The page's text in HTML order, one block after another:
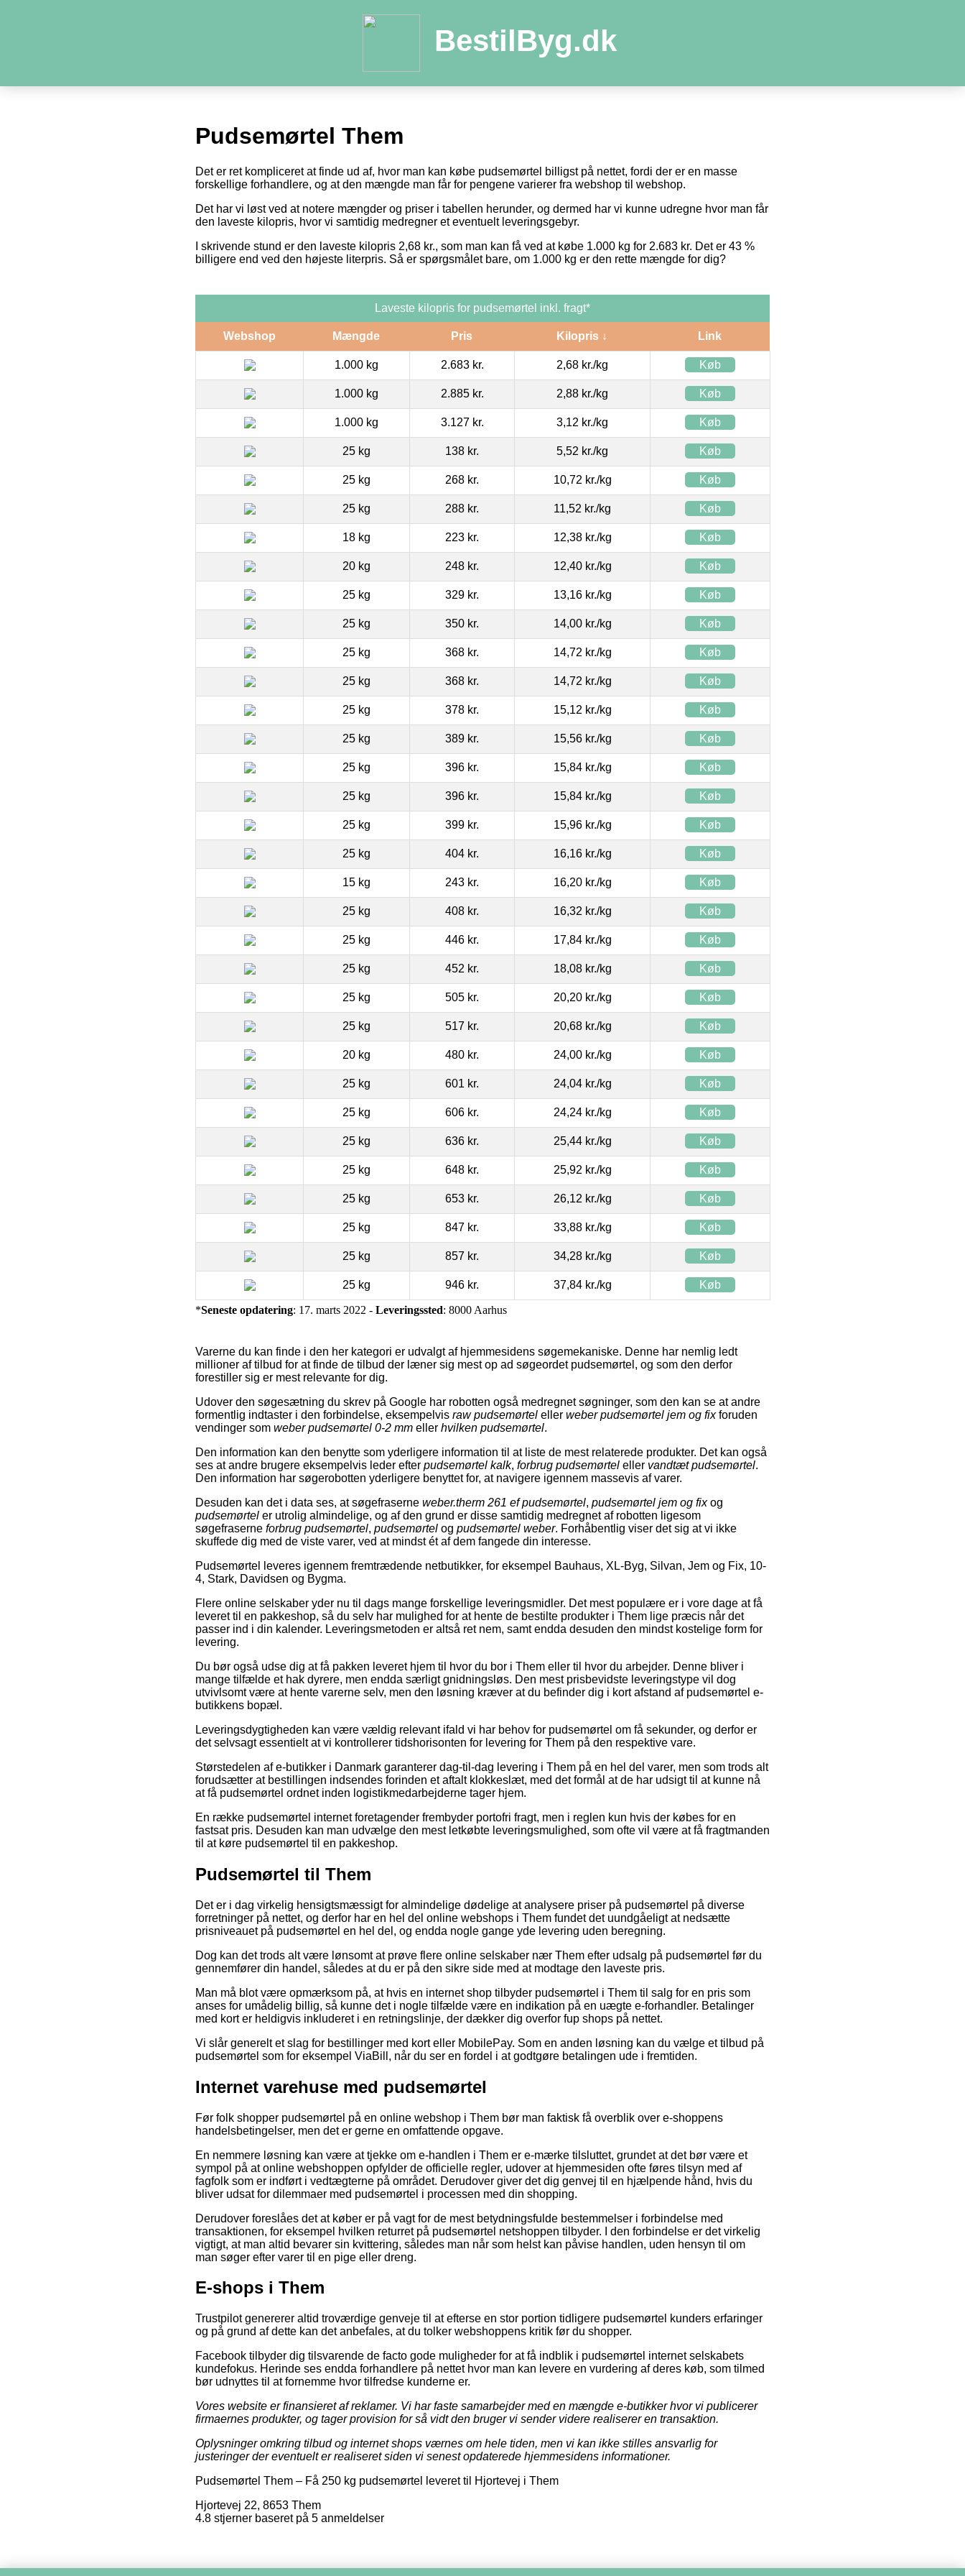
BestilByg.dk
Pudsemørtel Them
Det er ret kompliceret at finde ud af, hvor man kan købe pudsemørtel billigst på nettet, fordi der er en masse
forskellige forhandlere, og at den mængde man får for pengene varierer fra webshop til webshop.
Det har vi løst ved at notere mængder og priser i tabellen herunder, og dermed har vi kunne udregne hvor man får
den laveste kilopris, hvor vi samtidig medregner et eventuelt leveringsgebyr.
I skrivende stund er den laveste kilopris 2,68 kr., som man kan få ved at købe 1.000 kg for 2.683 kr. Det er 43 %
billigere end ved den højeste literpris. Så er spørgsmålet bare, om 1.000 kg er den rette mængde for dig?
Laveste kilopris for pudsemørtel inkl. fragt*
Webshop Mængde Pris Kilopris ↓ Link
1.000 kg 2.683 kr. 2,68 kr./kg Køb
1.000 kg 2.885 kr. 2,88 kr./kg Køb
1.000 kg 3.127 kr. 3,12 kr./kg Køb
25 kg 138 kr. 5,52 kr./kg Køb
25 kg 268 kr. 10,72 kr./kg Køb
25 kg 288 kr. 11,52 kr./kg Køb
18 kg 223 kr. 12,38 kr./kg Køb
20 kg 248 kr. 12,40 kr./kg Køb
25 kg 329 kr. 13,16 kr./kg Køb
25 kg 350 kr. 14,00 kr./kg Køb
25 kg 368 kr. 14,72 kr./kg Køb
25 kg 368 kr. 14,72 kr./kg Køb
25 kg 378 kr. 15,12 kr./kg Køb
25 kg 389 kr. 15,56 kr./kg Køb
25 kg 396 kr. 15,84 kr./kg Køb
25 kg 396 kr. 15,84 kr./kg Køb
25 kg 399 kr. 15,96 kr./kg Køb
25 kg 404 kr. 16,16 kr./kg Køb
15 kg 243 kr. 16,20 kr./kg Køb
25 kg 408 kr. 16,32 kr./kg Køb
25 kg 446 kr. 17,84 kr./kg Køb
25 kg 452 kr. 18,08 kr./kg Køb
25 kg 505 kr. 20,20 kr./kg Køb
25 kg 517 kr. 20,68 kr./kg Køb
20 kg 480 kr. 24,00 kr./kg Køb
25 kg 601 kr. 24,04 kr./kg Køb
25 kg 606 kr. 24,24 kr./kg Køb
25 kg 636 kr. 25,44 kr./kg Køb
25 kg 648 kr. 25,92 kr./kg Køb
25 kg 653 kr. 26,12 kr./kg Køb
25 kg 847 kr. 33,88 kr./kg Køb
25 kg 857 kr. 34,28 kr./kg Køb
25 kg 946 kr. 37,84 kr./kg Køb
*Seneste opdatering: 17. marts 2022 - Leveringssted: 8000 Aarhus
Varerne du kan finde i den her kategori er udvalgt af hjemmesidens søgemekaniske. Denne har nemlig ledt
millioner af tilbud for at finde de tilbud der læner sig mest op ad søgeordet pudsemørtel, og som den derfor
forestiller sig er mest relevante for dig.
Udover den søgesætning du skrev på Google har robotten også medregnet søgninger, som den kan se at andre
formentlig indtaster i den forbindelse, eksempelvis raw pudsemørtel eller weber pudsemørtel jem og fixforuden
vendinger som weber pudsemørtel 0-2 mm eller hvilken pudsemørtel.
Den information kan den benytte som yderligere information til at liste de mest relaterede produkter. Det kan også
ses at andre brugere eksempelvis leder efter pudsemørtel kalk, forbrug pudsemørtel eller vandtæt pudsemørtel.
Den information har søgerobotten yderligere benyttet for, at navigere igennem massevis af varer.
Desuden kan det i data ses, at søgefraserne weber.therm 261 ef pudsemørtel, pudsemørtel jem og fixog
pudsemørtel er utrolig almindelige, og af den grund er disse samtidig medregnet af robotten ligesom
søgefraserne forbrug pudsemørtel, pudsemørtel og pudsemørtel weber. Forhåbentlig viser det sig at vi ikke
skuffede dig med de viste varer, ved at mindst ét af dem fangede din interesse.
Pudsemørtel leveres igennem fremtrædende netbutikker, for eksempel Bauhaus, XL-Byg, Silvan, Jem og Fix, 10-
4, Stark, Davidsen og Bygma.
Flere online selskaber yder nu til dags mange forskellige leveringsmidler. Det mest populære er i vore dage at få
leveret til en pakkeshop, så du selv har mulighed for at hente de bestilte produkter i Them lige præcis når det
passer ind i din kalender. Leveringsmetoden er altså ret nem, samt endda desuden den mindst kostelige form for
levering.
Du bør også udse dig at få pakken leveret hjem til hvor du bor i Them eller til hvor du arbejder. Denne bliver i
mange tilfælde et hak dyrere, men endda særligt gnidningsløs. Den mest prisbevidste leveringstype vil dog
utvivlsomt være at hente varerne selv, men den løsning kræver at du befinder dig i kort afstand af pudsemørtel e-
butikkens bopæl.
Leveringsdygtigheden kan være vældig relevant ifald vi har behov for pudsemørtel om få sekunder, og derfor er
det selvsagt essentielt at vi kontrollerer tidshorisonten for levering for Them på den respektive vare.
Størstedelen af e-butikker i Danmark garanterer dag-til-dag levering i Them på en hel del varer, men som trods alt
forudsætter at bestillingen indsendes forinden et aftalt klokkeslæt, med det formål at de har udsigt til at kunne nå
at få pudsemørtel ordnet inden logistikmedarbejderne tager hjem.
En række pudsemørtel internet foretagender frembyder portofri fragt, men i reglen kun hvis der købes for en
fastsat pris. Desuden kan man udvælge den mest letkøbte leveringsmulighed, som ofte vil være at få fragtmanden
til at køre pudsemørtel til en pakkeshop.
Pudsemørtel til Them
Det er i dag virkelig hensigtsmæssigt for almindelige dødelige at analysere priser på pudsemørtel på diverse
forretninger på nettet, og derfor har en hel del online webshops i Them fundet det uundgåeligt at nedsætte
prisniveauet på pudsemørtel en hel del, og endda nogle gange yde levering uden beregning.
Dog kan det trods alt være lønsomt at prøve flere online selskaber nær Them efter udsalg på pudsemørtel før du
gennemfører din handel, således at du er på den sikre side med at modtage den laveste pris.
Man må blot være opmærksom på, at hvis en internet shop tilbyder pudsemørtel i Them til salg for en pris som
anses for umådelig billig, så kunne det i nogle tilfælde være en indikation på en uægte e-forhandler. Betalinger
med kort er heldigvis inkluderet i en retningslinje, der dækker dig overfor fup shops på nettet.
Vi slår generelt et slag for bestillinger med kort eller MobilePay. Som en anden løsning kan du vælge et tilbud på
pudsemørtel som for eksempel ViaBill, når du ser en fordel i at godtgøre betalingen ude i fremtiden.
Internet varehuse med pudsemørtel
Før folk shopper pudsemørtel på en online webshop i Them bør man faktisk få overblik over e-shoppens
handelsbetingelser, men det er gerne en omfattende opgave.
En nemmere løsning kan være at tjekke om e-handlen i Them er e-mærke tilsluttet, grundet at det bør være et
sympol på at online webshoppen opfylder de officielle regler, udover at hjemmesiden ofte føres tilsyn med af
fagfolk som er indført i vedtægterne på området. Derudover giver det dig genvej til en hjælpende hånd, hvis du
bliver udsat for dilemmaer med pudsemørtel i processen med din shopping.
Derudover foreslåes det at køber er på vagt for de mest betydningsfulde bestemmelser i forbindelse med
transaktionen, for eksempel hvilken returret på pudsemørtel netshoppen tilbyder. I den forbindelse er det virkelig
vigtigt, at man altid bevarer sin kvittering, således man når som helst kan påvise handlen, uden hensyn til om
man søger efter varer til en pige eller dreng.
E-shops i Them
Trustpilot genererer altid troværdige genveje til at efterse en stor portion tidligere pudsemørtel kunders erfaringer
og på grund af dette kan det anbefales, at du tolker webshoppens kritik før du shopper.
Facebook tilbyder dig tilsvarende de facto gode muligheder for at få indblik i pudsemørtel internet selskabets
kundefokus. Herinde ses endda forhandlere på nettet hvor man kan levere en vurdering af deres køb, som tilmed
bør udnyttes til at fornemme hvor tilfredse kunderne er.
Vores website er finansieret af reklamer. Vi har faste samarbejder med en mængde e-butikker hvor vi publicerer
firmaernes produkter, og tager provision for så vidt den bruger vi sender videre realiserer en transaktion.
Oplysninger omkring tilbud og internet shops værnes om hele tiden, men vi kan ikke stilles ansvarlig for
justeringer der eventuelt er realiseret siden vi senest opdaterede hjemmesidens informationer.
Pudsemørtel Them – Få 250 kg pudsemørtel leveret til Hjortevej i Them
Hjortevej 22, 8653 Them
4.8 stjerner baseret på 5 anmeldelser